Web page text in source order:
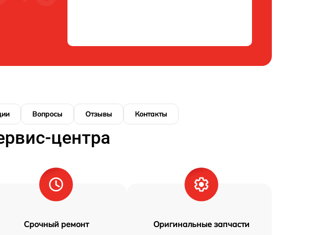
Вопросы Отзывы Контакты
центра
Срочный ремонт Оригинальные запчасти